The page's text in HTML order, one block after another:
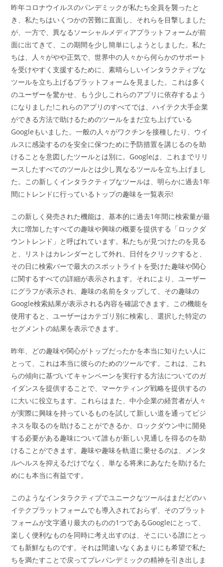
テ
ゴ
リ
ー:
昨年コロナウイルスのパンデミックが私たち全員を襲ったと
き、私たちはいくつかの苦難に直面し、それらを目撃しました
が、一方で、異なるソーシャルメディアプラットフォームが前
面に出てきて、この期間を少し簡単にしようとしました。私た
ちは、人々がやや正気で、世界中の人々から何らかのサポート
を受けやすく支援するために、素晴らしいインタラクティブな
ツールを立ち上げるプラットフォームを見ました。これは多く
のユーザーを驚かせ、もう少しこれらのアプリに依存するよう
になりました!これらのアプリのすべてでは、ハイテク大手企業
ができる方法で助けるためのツールをまだ立ち上げている
Googleもいました。一般の人々がワクチンを接種したり、ウイ
ルスに感染するのを安全に保つために予防措置を講じるのを助
けることを意図したツールとは別に。Googleは、これまでリリ
ースしたすべてのツールとは少し異なるツールを立ち上げまし
た。この新しくインタラクティブなツールは、明らかに過去1年
間にトレンドに行っているトップの趣味を一覧表示!
この新しく発売された機能は、基本的に過去1年間に検索量が最
大に増加したすべての趣味や興味の概要を提供する「ロックダ
ウントレンド」と呼ばれています。私たちが見つけたのを見る
と、リストはカレンダーとして外れ、日付をクリックすると、
その日に検索バーで最大のスポットライトを受けた趣味や関心
に関するすべての詳細が表示されます。それにより、ユーザー
にグラフが表示され、趣味の名前をタップして、その趣味の
Google検索結果が表示される内容を確認できます。この機能を
使用すると、ユーザーはカテゴリ別に検索し、選択した特定の
セグメントの結果を表示できます。
昨年、どの趣味や関心がトップだったかを本当に知りたい人に
とって、これは本当に彼らのためのツールです。これは、これ
らの傾向に基づいてキャンペーンを実行する方法についてのガ
イダンスを提供することで、マーケティング戦略を提供するの
に大いに役立ちます。これらはまた、中小企業の経営者が人々
が実際に興味を持っているものを試して新しい道を通ってビジ
ネスを取るのを助けることができるか、ロックダウン中に開発
する必要がある趣味について誰もが新しい見通しを得るのを助
けることができます。趣味や趣味を軌道に乗せるのは、メンタ
ルヘルスを抑えるだけでなく、単なる将来にあなたを助けるた
めにも本当に有益です。
このようなインタラクティブでユニークなツールはまだどのハ
イテクプラットフォームでも導入されておらず、そのプラット
フォームが文字通り最大のものの1つであるGoogleにとって、
楽しく便利なものを同時に考え出すのは、そこにいる誰にとっ
ても新鮮なものです。それは間違いなくあまりにも希望で私た
ちを満たすことで戻ってプレパンデミックの精神を引き出しま